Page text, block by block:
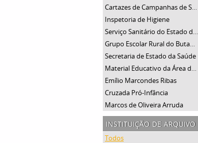
Cartazes de Campanhas de Saúde
Inspetoria de Higiene
Serviço Sanitário do Estado de São Paulo
Grupo Escolar Rural do Butantan
Secretaria de Estado da Saúde
Material Educativo da Área da Saúde
Emílio Marcondes Ribas
Cruzada Pró-Infância
Marcos de Oliveira Arruda
instituição de arquivo
Todos